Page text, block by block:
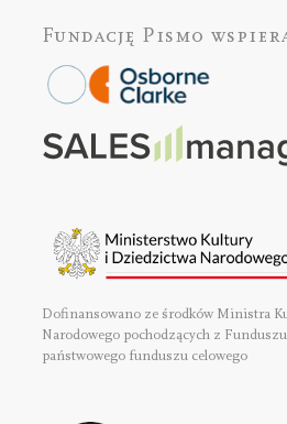
Fundację Pismo
Dofinansowano ze środków Ministra
Narodowego pochodzących z
państwowego funduszu celowego